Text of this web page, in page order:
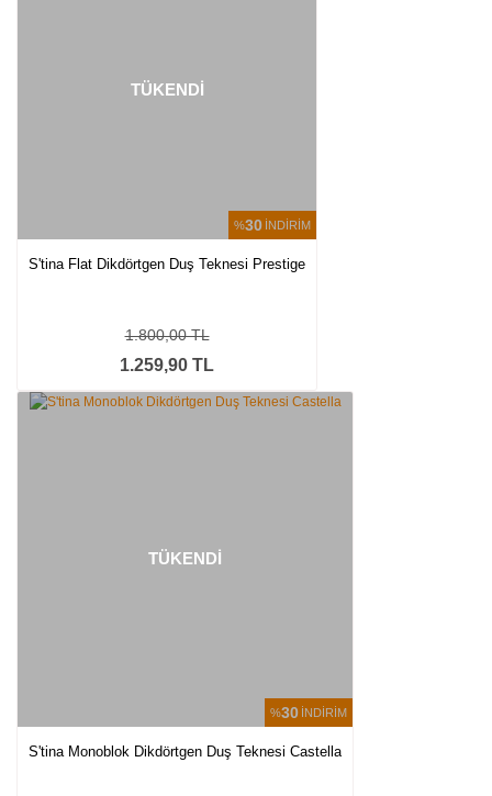
%30 İNDİRİM
TÜKENDİ
S'tina Flat Dikdörtgen Duş Teknesi Prestige
1.259,90 TL
1.800,00 TL
%30 İNDİRİM
TÜKENDİ
S'tina Monoblok Dikdörtgen Duş Teknesi Castella